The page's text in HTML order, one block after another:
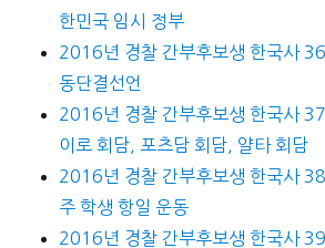
한민국 임시 정부
2016년 경찰 간부후보생 한국사
동단결선언
2016년 경찰 간부후보생 한국사
이로 회담, 포츠담 회담, 얄타 회담
2016년 경찰 간부후보생 한국사
주 학생 항일 운동
2016년 경찰 간부후보생 한국사